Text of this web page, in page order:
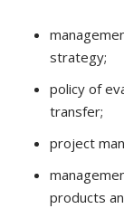
strategy;
policy of
transfer;
project
products